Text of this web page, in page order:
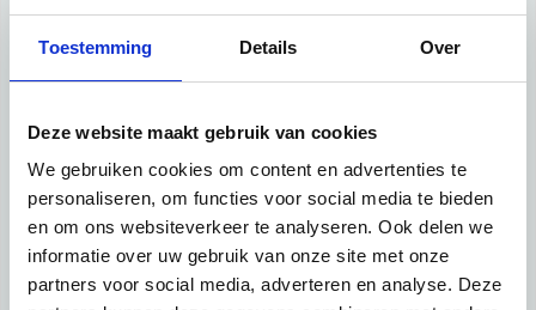
Toestemming Details Over
Deze website maakt gebruik van cookies
We gebruiken cookies om content en advertenties te
personaliseren, om functies voor social media te bieden
en om ons websiteverkeer te analyseren. Ook delen we
informatie over uw gebruik van onze site met onze
partners voor social media, adverteren en analyse. Deze
Tips
Tip 1:
Schrijf een duidelijke introductie en geef de volgende
informatie mee:
Ben je student, werkachtig of werkzoekend